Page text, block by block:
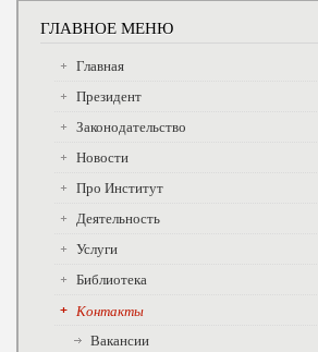
ГЛАВНОЕ МЕНЮ
Главная
Президент
Законодательство
Новости
Про Институт
Деятельность
Услуги
Библиотека
Контакты
Вакансии